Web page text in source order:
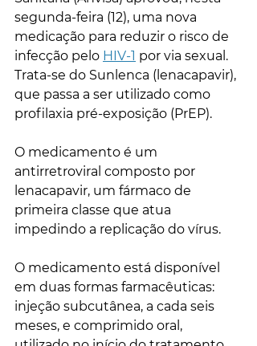
segunda-feira (12), uma nova
medicação para reduzir o risco de
infecção pelo HIV-1 por via sexual.
Trata-se do Sunlenca (lenacapavir),
que passa a ser utilizado como
profilaxia pré-exposição (PrEP).
O medicamento é um
antirretroviral composto por
lenacapavir, um fármaco de
primeira classe que atua
impedindo a replicação do vírus.
O medicamento está disponível
em duas formas farmacêuticas:
injeção subcutânea, a cada seis
meses, e comprimido oral,